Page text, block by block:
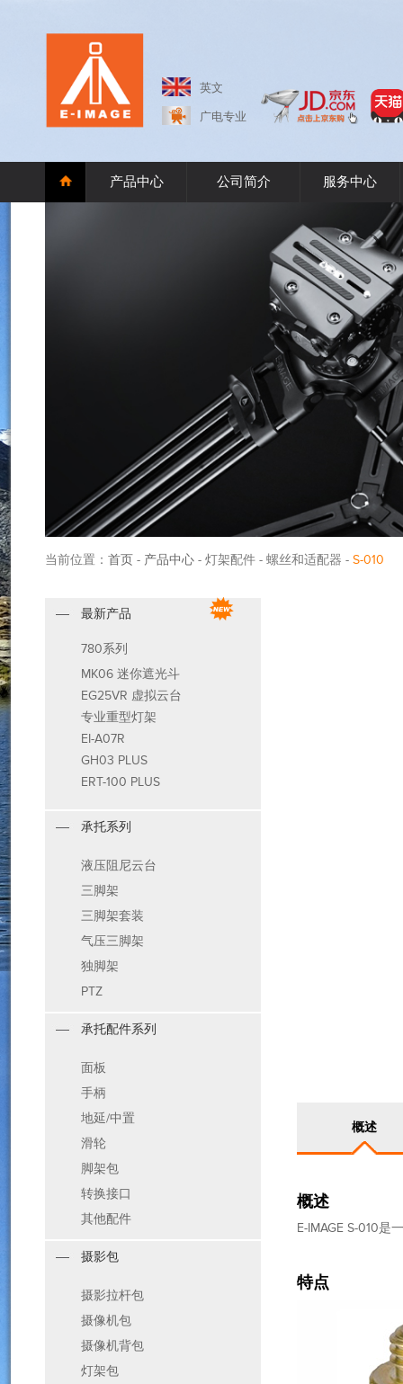
英文
广电专业
产品中心 公司简介 服务中心
当前位置： 首页 - 产品中心 - 灯架配件 - 螺丝和适配器 - S-010
最新产品
780系列
MK06 迷你遮光斗
EG25VR 虚拟云台
专业重型灯架
EI-A07R
GH03 PLUS
ERT-100 PLUS
承托系列
液压阻尼云台
三脚架
三脚架套装
气压三脚架
独脚架
PTZ
承托配件系列
面板
手柄
地延/中置
滑轮
脚架包
转换接口
其他配件
摄影包
摄影拉杆包
摄像机包
摄像机背包
灯架包
概述
概述
E-IMAGE S-010是
特点